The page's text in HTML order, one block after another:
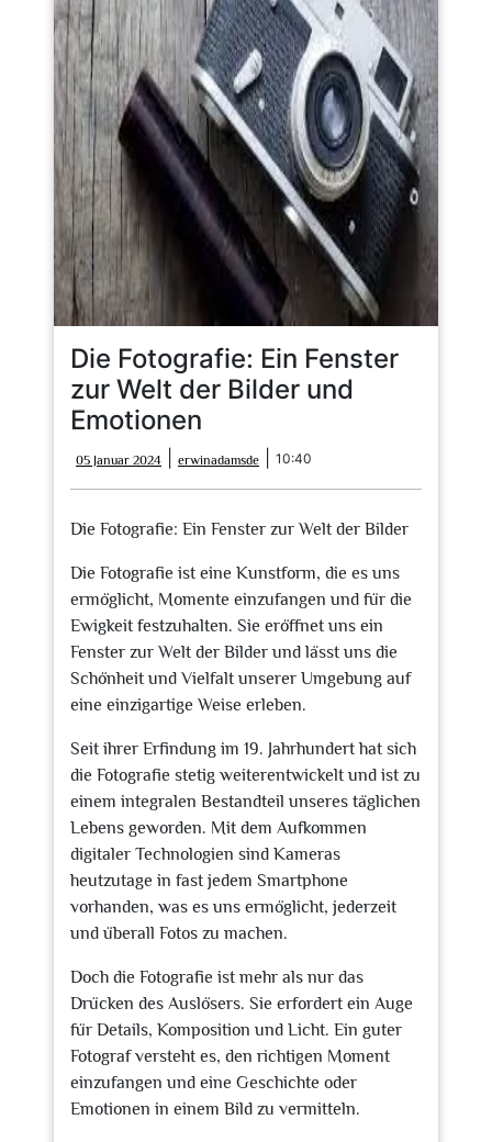
Die Fotografie: Ein Fenster
zur Welt der Bilder und
Emotionen
05 Januar 2024
Januar
2024
erwinadamsde erwinadamsde
10:40
Die Fotografie: Ein Fenster zur Welt der Bilder
Die Fotografie ist eine Kunstform, die es uns
ermöglicht, Momente einzufangen und für die
Ewigkeit festzuhalten. Sie eröffnet uns ein
Fenster zur Welt der Bilder und lässt uns die
Schönheit und Vielfalt unserer Umgebung auf
eine einzigartige Weise erleben.
Seit ihrer Erfindung im 19. Jahrhundert hat sich
die Fotografie stetig weiterentwickelt und ist zu
einem integralen Bestandteil unseres täglichen
Lebens geworden. Mit dem Aufkommen
digitaler Technologien sind Kameras
heutzutage in fast jedem Smartphone
vorhanden, was es uns ermöglicht, jederzeit
und überall Fotos zu machen.
Doch die Fotografie ist mehr als nur das
Drücken des Auslösers. Sie erfordert ein Auge
für Details, Komposition und Licht. Ein guter
Fotograf versteht es, den richtigen Moment
einzufangen und eine Geschichte oder
Emotionen in einem Bild zu vermitteln.